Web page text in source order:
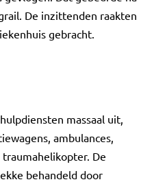
De inzittenden raakten
gebracht.
massaal uit,
ambulances,
De
behandeld door